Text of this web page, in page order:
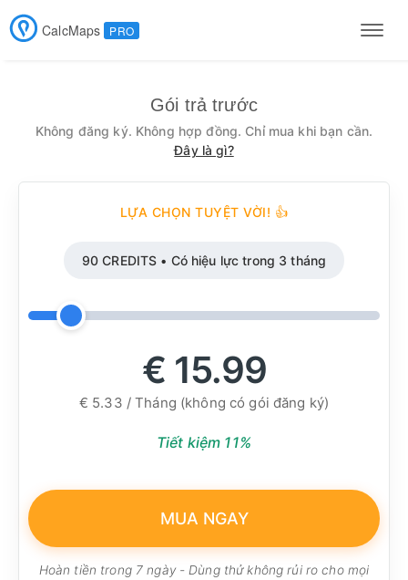
CalcMaps PRO
Gói trả trước
Không đăng ký. Không hợp đồng. Chỉ mua khi bạn cần.
Đây là gì?
LỰA CHỌN TUYỆT VỜI! 👍
90 CREDITS • Có hiệu lực trong 3 tháng
€ 15.99
€ 5.33 / Tháng (không có gói đăng ký)
Tiết kiệm 11%
MUA NGAY
Hoàn tiền trong 7 ngày - Dùng thử không rủi ro cho mọi